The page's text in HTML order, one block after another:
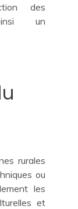
des
un
rurales
ou
les
et